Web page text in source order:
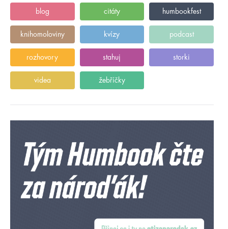
blog citáty humbookfest
knihomoloviny kvízy podcast
rozhovory stahuj storki
videa žebříčky